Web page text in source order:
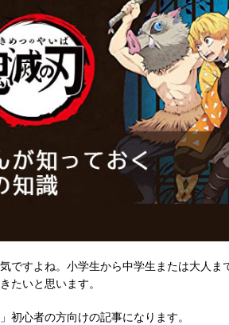
ですよね。小学生から中学生または大人
たいと思います。
初心者の方向けの記事になります。